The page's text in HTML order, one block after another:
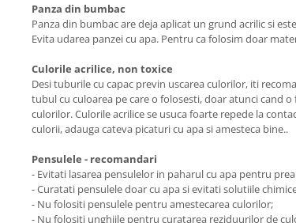
Panza din bumbac
Panza din bumbac are deja aplicat un grund acrilic si
Evita udarea panzei cu apa. Pentru ca folosim doar
Culorile acrilice, non toxice
Desi tuburile cu capac previn uscarea culorilor, iti
tubul cu culoarea pe care o folosesti, doar atunci cand
culorilor. Culorile acrilice se usuca foarte repede la
culorii, adauga cateva picaturi cu apa si amesteca bine..
Pensulele - recomandari
- Evitati lasarea pensulelor in paharul cu apa pentru
- Curatati pensulele doar cu apa si evitati solutiile
- Nu folositi pensulele pentru amestecarea culorilor;
- Nu folositi unghiile pentru curatarea reziduurilor de